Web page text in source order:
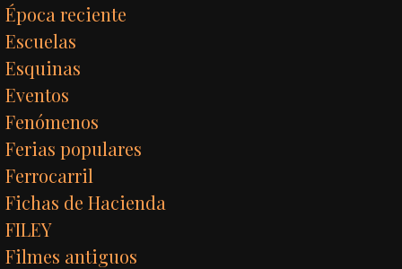
Época reciente
Escuelas
Esquinas
Eventos
Fenómenos
Ferias populares
Ferrocarril
Fichas de Hacienda
FILEY
Filmes antiguos